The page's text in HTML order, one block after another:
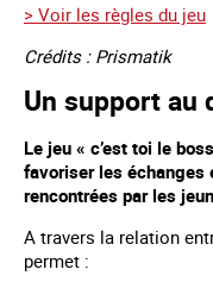
> Voir les règles du jeu
Crédits : Prismatik
Un support au
Le jeu « c’est toi le
favoriser les échanges
rencontrées par les
A travers la relation
permet :